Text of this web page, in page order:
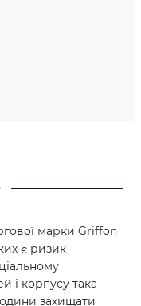
марки Griffon
є ризик
і корпусу така
захищати